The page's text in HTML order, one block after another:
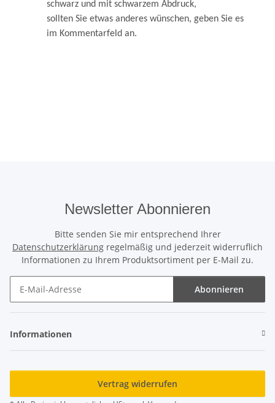
schwarz und mit schwarzem Abdruck,
sollten Sie etwas anderes wünschen, geben Sie es
im Kommentarfeld an.
Newsletter Abonnieren
Bitte senden Sie mir entsprechend Ihrer
Datenschutzerklärung regelmäßig und jederzeit widerruflich
Informationen zu Ihrem Produktsortiment per E-Mail zu.
Abonnieren
Informationen
Vertrag widerrufen